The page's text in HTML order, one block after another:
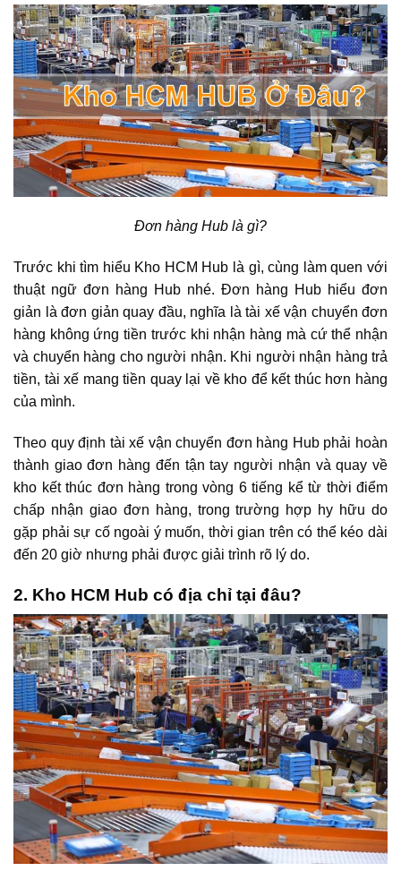
Đơn hàng Hub là gì?
Trước khi tìm hiểu Kho HCM Hub là gì, cùng làm quen với
thuật ngữ đơn hàng Hub nhé. Đơn hàng Hub hiểu đơn
giản là đơn giản quay đầu, nghĩa là tài xế vận chuyển đơn
hàng không ứng tiền trước khi nhận hàng mà cứ thể nhận
và chuyển hàng cho người nhận. Khi người nhận hàng trả
tiền, tài xế mang tiền quay lại về kho để kết thúc hơn hàng
của mình.
Theo quy định tài xế vận chuyển đơn hàng Hub phải hoàn
thành giao đơn hàng đến tận tay người nhận và quay về
kho kết thúc đơn hàng trong vòng 6 tiếng kể từ thời điểm
chấp nhận giao đơn hàng, trong trường hợp hy hữu do
gặp phải sự cố ngoài ý muốn, thời gian trên có thể kéo dài
đến 20 giờ nhưng phải được giải trình rõ lý do.
2. Kho HCM Hub có địa chỉ tại đâu?